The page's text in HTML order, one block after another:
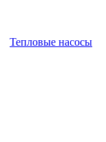
Тепловые насосы